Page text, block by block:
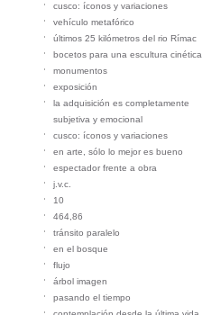
cusco: íconos y variaciones
vehículo metafórico
últimos 25 kilómetros del rio Rímac
bocetos para una escultura cinética
monumentos
exposición
la adquisición es completamente
subjetiva y emocional
cusco: íconos y variaciones
en arte, sólo lo mejor es bueno
espectador frente a obra
j.v.c.
10
464,86
tránsito paralelo
en el bosque
flujo
árbol imagen
pasando el tiempo